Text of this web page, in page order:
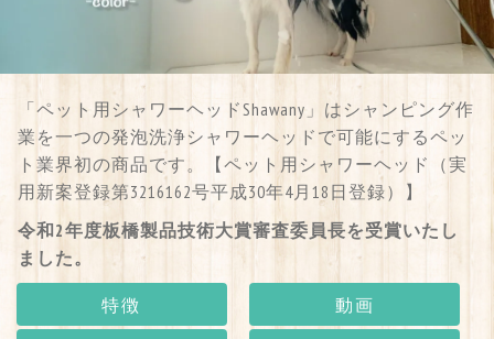
「ペット用シャワーヘッドShawany」はシャンピング作
業を一つの発泡洗浄シャワーヘッドで可能にするペッ
ト業界初の商品です。【ペット用シャワーヘッド（実
用新案登録第3216162号平成30年4月18日登録）】
令和2年度板橋製品技術大賞審査委員長を受賞いたし
ました。
特徴 動画